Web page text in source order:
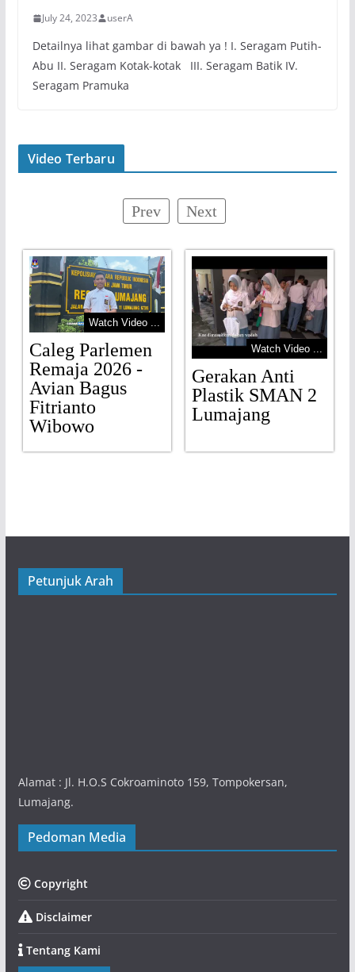
July 24, 2023 userA
Detailnya lihat gambar di bawah ya ! I. Seragam Putih-
Abu II. Seragam Kotak-kotak III. Seragam Batik IV.
Seragam Pramuka
Video Terbaru
Prev Next
Watch Video ...
Caleg Parlemen
Remaja 2026 -
Avian Bagus
Fitrianto
Wibowo
Watch Video ...
Gerakan Anti
Plastik SMAN 2
Lumajang
Petunjuk Arah
Alamat : Jl. H.O.S Cokroaminoto 159, Tompokersan,
Lumajang.
Pedoman Media
Copyright
Disclaimer
Tentang Kami